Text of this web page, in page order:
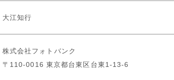
大江知行
株式会社フォトバンク
〒110-0016 東京都台東区台東1-13-6